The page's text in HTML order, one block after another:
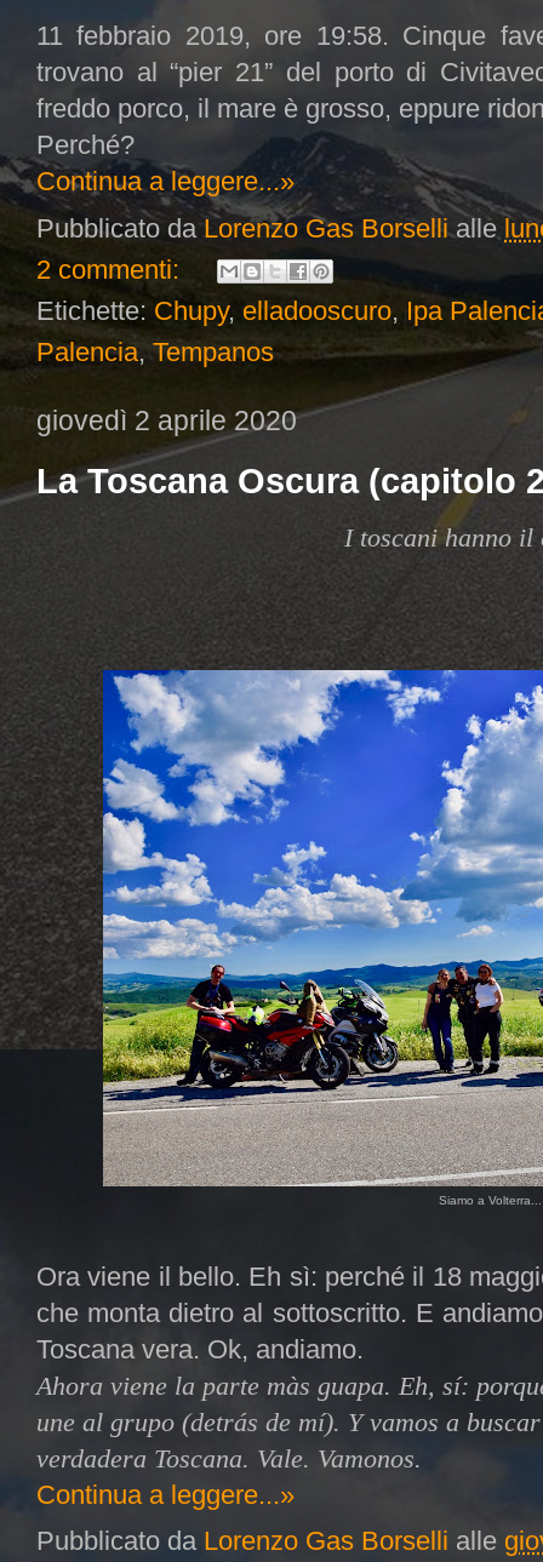
11 febbraio 2019, ore 19:58. Cinque
trovano al “pier 21” del porto di
freddo porco, il mare è grosso, eppure
Perché?
Continua a leggere...»
Pubblicato daLorenzo Gas Borselli alle
2 commenti:
Etichette: Chupy, elladooscuro, Ipa
Palencia,Tempanos
giovedì 2 aprile 2020
La Toscana Oscura (capitolo
I toscani hanno il
Siamo a Volterra...
Ora viene il bello. Eh sì: perché il 18
che monta dietro al sottoscritto. E
Toscana vera. Ok, andiamo.
Ahora viene la parte màs guapa. Eh, sí:
une al grupo (detrás de mí). Y vamos a
verdadera Toscana. Vale. Vamonos.
Continua a leggere...»
Pubblicato da Lorenzo Gas Borselli alle